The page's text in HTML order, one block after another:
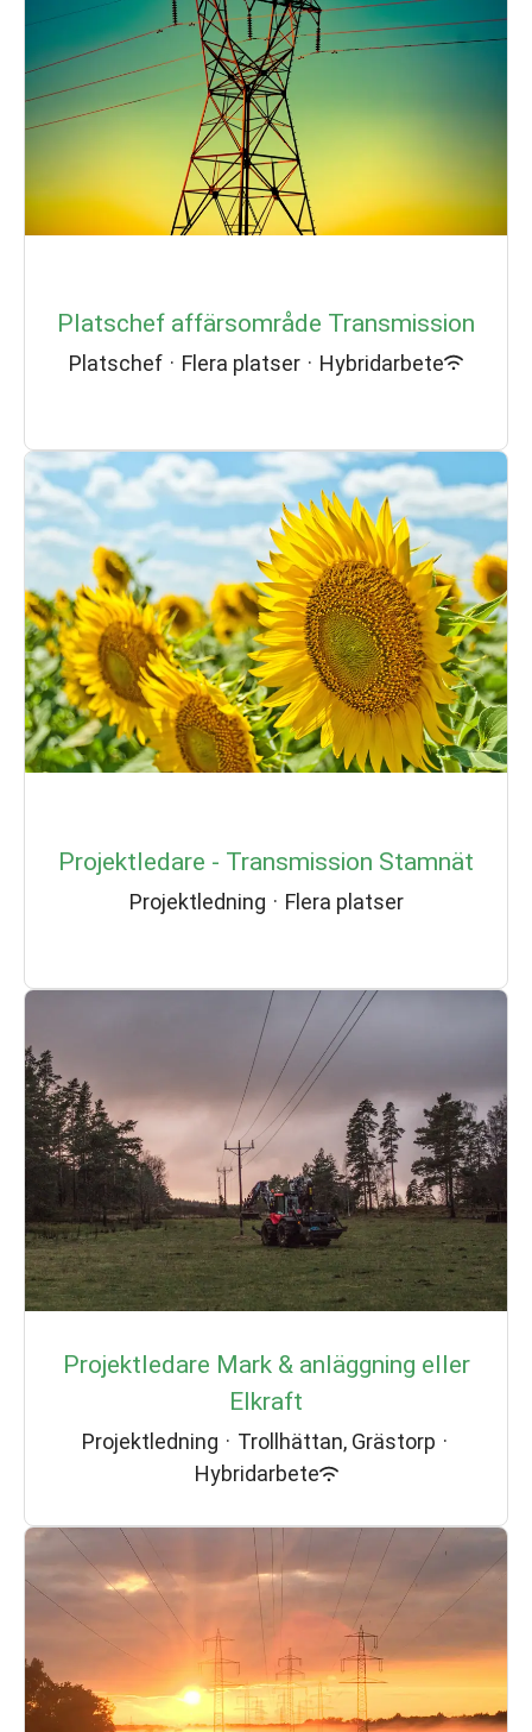
Platschef affärsområde Transmission
Platschef · Flera platser · Hybridarbete
Projektledare - Transmission Stamnät
Projektledning · Flera platser
Projektledare Mark & anläggning eller
Elkraft
Projektledning · Trollhättan, Grästorp ·
Hybridarbete